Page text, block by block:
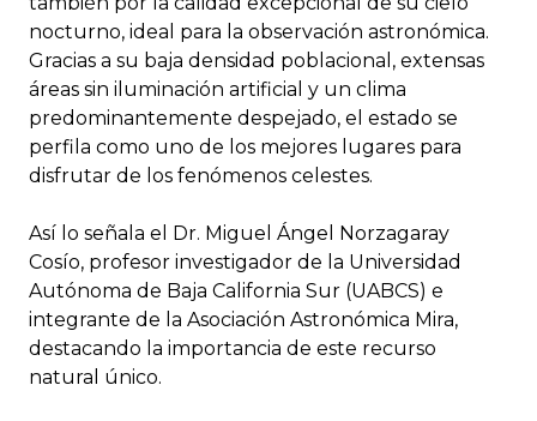
nocturno, ideal para la observación astronómica.
Gracias a su baja densidad poblacional, extensas
áreas sin iluminación artificial y un clima
predominantemente despejado, el estado se
perfila como uno de los mejores lugares para
disfrutar de los fenómenos celestes.
Así lo señala el Dr. Miguel Ángel Norzagaray
Cosío, profesor investigador de la Universidad
Autónoma de Baja California Sur (UABCS) e
integrante de la Asociación Astronómica Mira,
destacando la importancia de este recurso
natural único.